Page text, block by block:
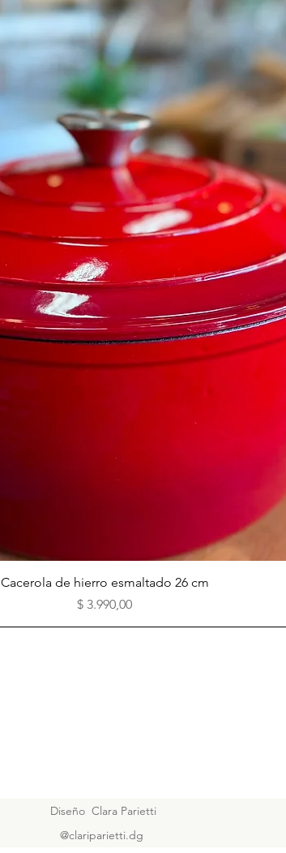
Vista rápida
Cacerola de hierro esmaltado 26 cm
Precio
$ 3.990,00
Diseño Clara Parietti
@clariparietti.dg